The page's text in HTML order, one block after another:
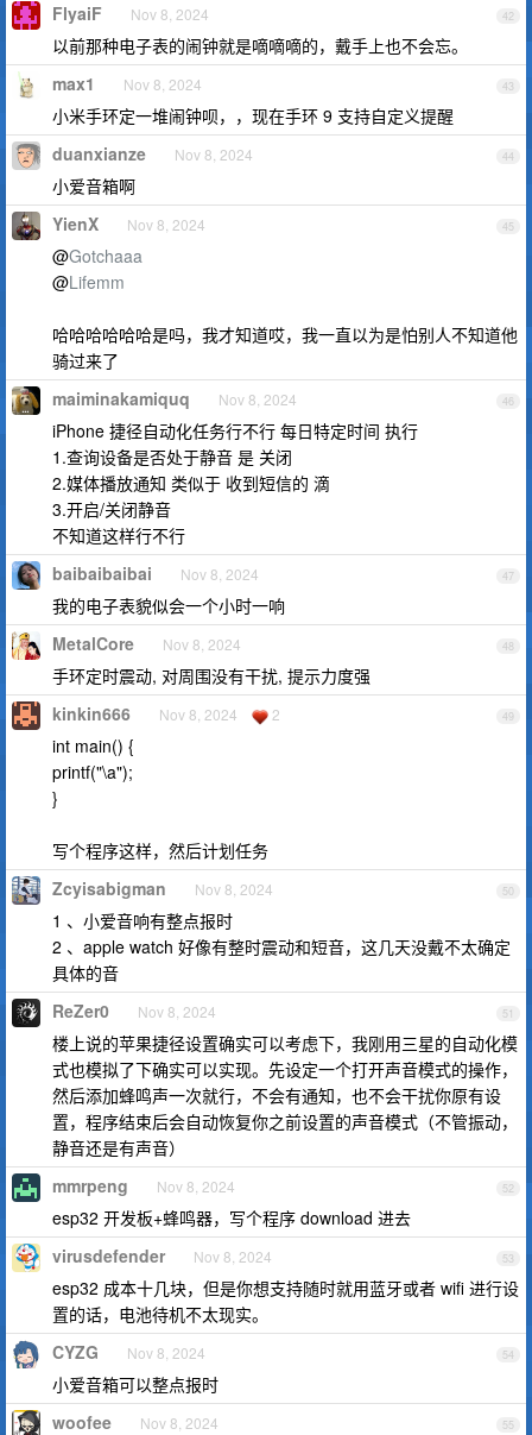
42
FlyaiF Nov 8, 2024
以前那种电子表的闹钟就是嘀嘀嘀的，戴手上也不会忘。
43
max1 Nov 8, 2024
小米手环定一堆闹钟呗，，现在手环 9 支持自定义提醒
44
duanxianze Nov 8, 2024
小爱音箱啊
45
YienX Nov 8, 2024
@Gotchaaa
@Lifemm
哈哈哈哈哈哈是吗，我才知道哎，我一直以为是怕别人不知道他
骑过来了
46
maiminakamiquq Nov 8, 2024
iPhone 捷径自动化任务行不行 每日特定时间 执行
1.查询设备是否处于静音 是 关闭
2.媒体播放通知 类似于 收到短信的 滴
3.开启/关闭静音
不知道这样行不行
47
baibaibaibai Nov 8, 2024
我的电子表貌似会一个小时一响
48
MetalCore Nov 8, 2024
手环定时震动, 对周围没有干扰, 提示力度强
49
kinkin666 Nov 8, 2024 2
int main() {
printf("\a");
}
写个程序这样，然后计划任务
50
Zcyisabigman Nov 8, 2024
1 、小爱音响有整点报时
2 、apple watch 好像有整时震动和短音，这几天没戴不太确定
具体的音
51
ReZer0 Nov 8, 2024
楼上说的苹果捷径设置确实可以考虑下，我刚用三星的自动化模
式也模拟了下确实可以实现。先设定一个打开声音模式的操作，
然后添加蜂鸣声一次就行，不会有通知，也不会干扰你原有设
置，程序结束后会自动恢复你之前设置的声音模式（不管振动，
静音还是有声音）
52
mmrpeng Nov 8, 2024
esp32 开发板+蜂鸣器，写个程序 download 进去
53
virusdefender Nov 8, 2024
esp32 成本十几块，但是你想支持随时就用蓝牙或者 wifi 进行设
置的话，电池待机不太现实。
54
CYZG Nov 8, 2024
小爱音箱可以整点报时
55
woofee Nov 8, 2024